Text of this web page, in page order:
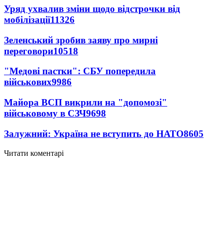
Уряд ухвалив зміни щодо відстрочки від
мобілізації11326
Зеленський зробив заяву про мирні
переговори10518
"Медові пастки": СБУ попередила
військових9986
Майора ВСП викрили на "допомозі"
військовому в СЗЧ9698
Залужний: Україна не вступить до НАТО8605
Читати коментарі